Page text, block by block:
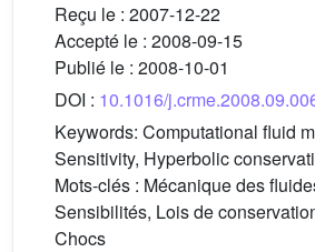
Reçu le : 2007-12-22
Accepté le : 2008-09-15
Publié le : 2008-10-01
DOI : 10.1016/
Keywords: Computational fluid
Sensitivity, Hyperbolic
Mots-clés : Mécanique des
Sensibilités, Lois de
Chocs